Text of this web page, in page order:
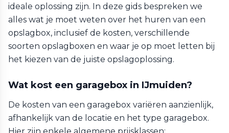
ideale oplossing zijn. In deze gids bespreken we
alles wat je moet weten over het huren van een
opslagbox, inclusief de kosten, verschillende
soorten opslagboxen en waar je op moet letten bij
het kiezen van de juiste opslagoplossing.
Wat kost een garagebox in IJmuiden?
De kosten van een garagebox variëren aanzienlijk,
afhankelijk van de locatie en het type garagebox.